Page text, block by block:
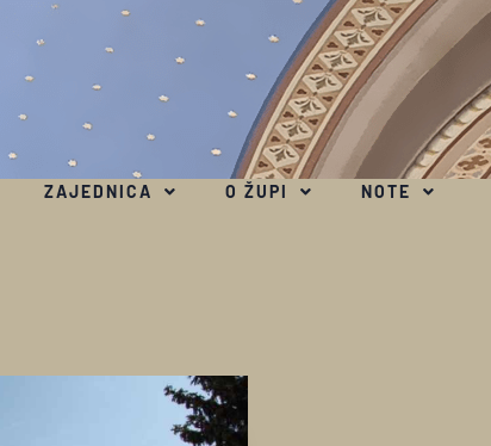
ZAJEDNICA O ŽUPI NOTE